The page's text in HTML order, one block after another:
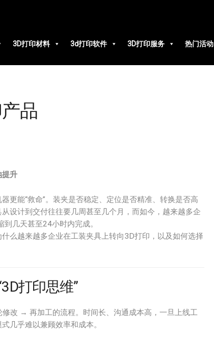
3D打印材料 3d打印软件 3D打印服务 热门活动
品
提升
更能“救命”。装夹是否稳定、定位是否精准、转换是否高
设计到交付往往要几周甚至几个月，而如今，越来越多企
到几天甚至24小时内完成。
么越来越多企业在工装夹具上转向3D打印，以及如何选择
打印思维”
改 → 再加工的流程。时间长、沟通成本高，一旦上线工
几乎难以兼顾效率和成本。